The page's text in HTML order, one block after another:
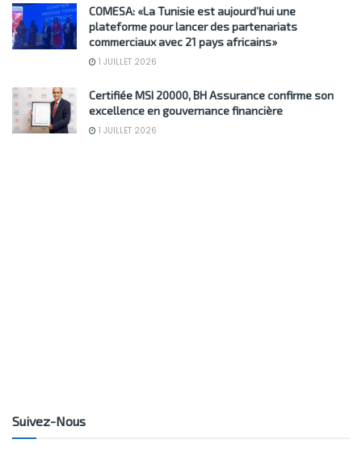
COMESA: «La Tunisie est aujourd’hui une
plateforme pour lancer des partenariats
commerciaux avec 21 pays africains»
1 JUILLET 2026
Certifiée MSI 20000, BH Assurance confirme son
excellence en gouvernance financière
1 JUILLET 2026
Suivez-Nous